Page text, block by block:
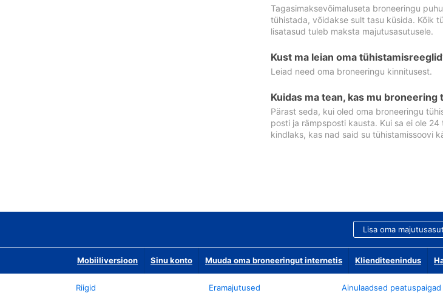
Tagasimaksevõimaluseta broneeringu
tühistada, võidakse sult tasu küsida. Kõik
lisatasud tuleb maksta majutusasutusele.
Kust ma leian oma
Leiad need oma broneeringu kinnitusest.
Kuidas ma tean, kas mu broneering
Pärast seda, kui oled oma broneeringu
posti ja rämpsposti kausta. Kui sa ei ole
kindlaks, kas nad said su tühistamissoovi
Lisa oma
Mobiiliversioon Sinu konto Muuda oma broneeringut internetis Klienditeenindus
Riigid
Eramajutused
Ainulaadsed peatuspaigad